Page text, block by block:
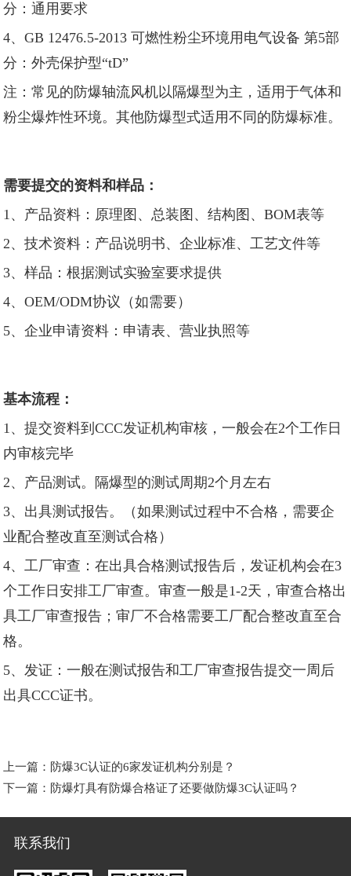
分：通用要求
4、GB 12476.5-2013 可燃性粉尘环境用电气设备 第5部
分：外壳保护型“tD”
注：常见的防爆轴流风机以隔爆型为主，适用于气体和
粉尘爆炸性环境。其他防爆型式适用不同的防爆标准。
需要提交的资料和样品：
1、产品资料：原理图、总装图、结构图、BOM表等
2、技术资料：产品说明书、企业标准、工艺文件等
3、样品：根据测试实验室要求提供
4、OEM/ODM协议（如需要）
5、企业申请资料：申请表、营业执照等
基本流程：
1、提交资料到CCC发证机构审核，一般会在2个工作日
内审核完毕
2、产品测试。隔爆型的测试周期2个月左右
3、出具测试报告。（如果测试过程中不合格，需要企
业配合整改直至测试合格）
4、工厂审查：在出具合格测试报告后，发证机构会在3
个工作日安排工厂审查。审查一般是1-2天，审查合格出
具工厂审查报告；审厂不合格需要工厂配合整改直至合
格。
5、发证：一般在测试报告和工厂审查报告提交一周后
出具CCC证书。
上一篇： 防爆3C认证的6家发证机构分别是？
下一篇： 防爆灯具有防爆合格证了还要做防爆3C认证吗？
联系我们